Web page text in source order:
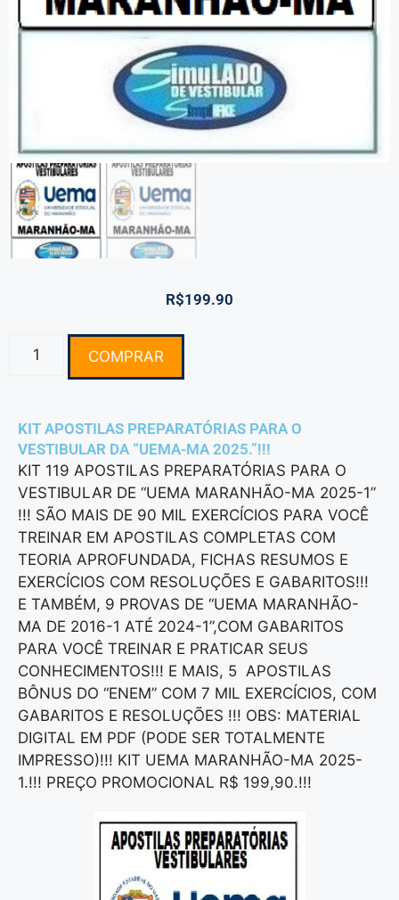
R$199.90
COMPRAR
KIT APOSTILAS PREPARATÓRIAS PARA O
VESTIBULAR DA “UEMA-MA 2025.”!!!
KIT 119 APOSTILAS PREPARATÓRIAS PARA O
VESTIBULAR DE “UEMA MARANHÃO-MA 2025-1”
!!! SÃO MAIS DE 90 MIL EXERCÍCIOS PARA VOCÊ
TREINAR EM APOSTILAS COMPLETAS COM
TEORIA APROFUNDADA, FICHAS RESUMOS E
EXERCÍCIOS COM RESOLUÇÕES E GABARITOS!!!
E TAMBÉM, 9 PROVAS DE “UEMA MARANHÃO-
MA DE 2016-1 ATÉ 2024-1”,COM GABARITOS
PARA VOCÊ TREINAR E PRATICAR SEUS
CONHECIMENTOS!!! E MAIS, 5 APOSTILAS
BÔNUS DO “ENEM” COM 7 MIL EXERCÍCIOS, COM
GABARITOS E RESOLUÇÕES !!! OBS: MATERIAL
DIGITAL EM PDF (PODE SER TOTALMENTE
IMPRESSO)!!! KIT UEMA MARANHÃO-MA 2025-
1.!!! PREÇO PROMOCIONAL R$ 199,90.!!!